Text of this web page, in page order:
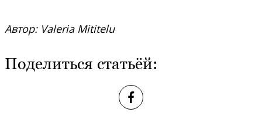
Автор: Valeria Mititelu
Поделиться статьёй: